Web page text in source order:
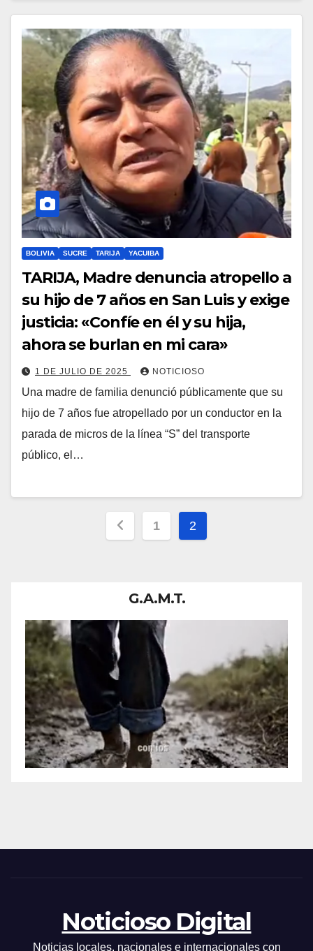
BOLIVIA SUCRE TARIJA YACUIBA
TARIJA, Madre denuncia atropello a
su hijo de 7 años en San Luis y exige
justicia: «Confíe en él y su hija,
ahora se burlan en mi cara»
1 DE JULIO DE 2025 NOTICIOSO
Una madre de familia denunció públicamente que su
hijo de 7 años fue atropellado por un conductor en la
parada de micros de la línea “S” del transporte
público, el…
Paginación
1 2
G.A.M.T.
Noticioso Digital
Noticias locales, nacionales e internacionales con